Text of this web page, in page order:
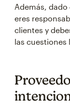
Además,
eres
clientes y
las cuestiones